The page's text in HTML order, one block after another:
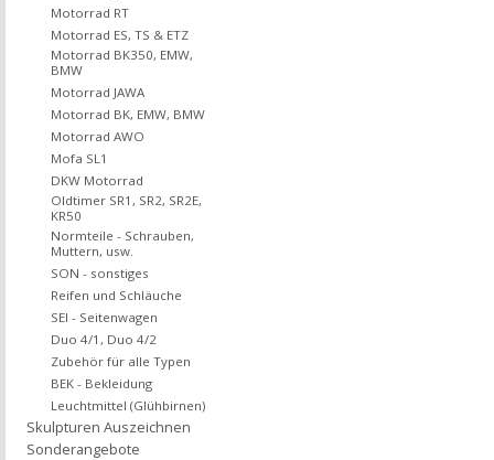
Motorrad RT
Motorrad ES, TS & ETZ
Motorrad BK350, EMW,
BMW
Motorrad JAWA
Motorrad BK, EMW, BMW
Motorrad AWO
Mofa SL1
DKW Motorrad
Oldtimer SR1, SR2, SR2E,
KR50
Normteile - Schrauben,
Muttern, usw.
SON - sonstiges
Reifen und Schläuche
SEI - Seitenwagen
Duo 4/1, Duo 4/2
Zubehör für alle Typen
BEK - Bekleidung
Leuchtmittel (Glühbirnen)
Skulpturen Auszeichnen
Sonderangebote